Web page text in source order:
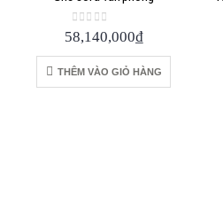
0out of 5
58,140,000₫
THÊM VÀO GIỎ HÀNG
Ghế văn phòng đẹp
3,100,000₫